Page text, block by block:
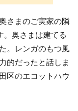
さまのご実家の隣
。奥さまは建てる
。レンガのもつ風
的だったと話しま
区のエコットハウ